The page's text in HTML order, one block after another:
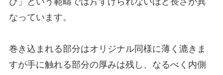
なっています。
巻き込まれる部分はオリジナル同様に薄く漉きま
すが手に触れる部分の厚みは残し、なるべく内側